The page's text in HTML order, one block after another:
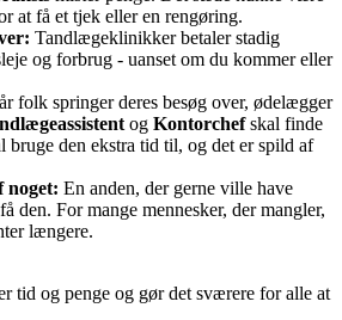
at få et tjek eller en rengøring.
Tandlægeklinikker betaler stadig
og forbrug - uanset om du kommer eller
folk springer deres besøg over, ødelægger
og Kontorchefskal finde
bruge den ekstra tid til, og det er spild af
noget: En anden, der gerne ville have
den. For mange mennesker, der mangler,
længere.
tid og penge og gør det sværere for alle at